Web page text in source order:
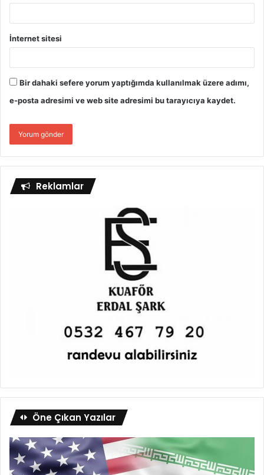
İnternet sitesi
Bir dahaki sefere yorum yaptığımda kullanılmak üzere adımı,
e-posta adresimi ve web site adresimi bu tarayıcıya kaydet.
Reklamlar
Öne Çıkan Yazılar